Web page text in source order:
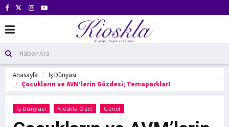
Anasayfa
İş Dünyası
Çocukların ve AVM’lerin Gözdesi; Temaparklar!
İş Dünyası Kioskla Özel Genel